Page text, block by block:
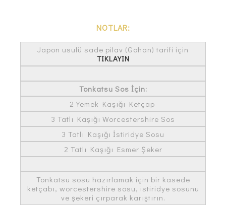
NOTLAR:
Japon usulü sade pilav (Gohan) tarifi için
TIKLAYIN
Tonkatsu Sos İçin:
2 Yemek Kaşığı Ketçap
3 Tatlı Kaşığı Worcestershire Sos
3 Tatlı Kaşığı İstiridye Sosu
2 Tatlı Kaşığı Esmer Şeker
Tonkatsu sosu hazırlamak için bir kasede
ketçabı, worcestershire sosu, istiridye sosunu
ve şekeri çırparak karıştırın.